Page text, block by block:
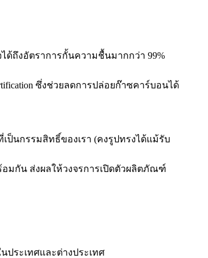
ด้ถึงอัตราการกั้นความชื้นมากกว่า 99%
ซึ่งช่วยลดการปล่อยก๊าซคาร์บอนได้
ป็นกรรมสิทธิ์ของเรา (คงรูปทรงได้แม้รับ
มกัน ส่งผลให้วงจรการเปิดตัวผลิตภัณฑ์
ประเทศและต่างประเทศ